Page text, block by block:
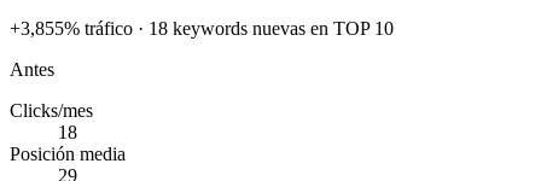
+3,855% tráfico · 18 keywords nuevas en TOP 10
Antes
Clicks/mes
18
Posición media
29